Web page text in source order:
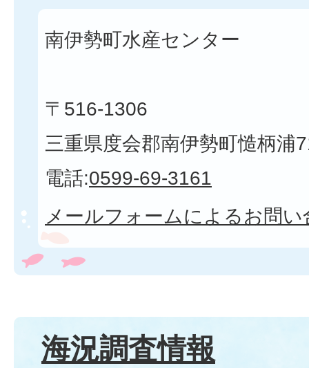
南伊勢町水産センター
〒516-1306
三重県度会郡南伊勢町慥柄浦
電話:0599-69-3161
メールフォームによるお問い
海況調査情報